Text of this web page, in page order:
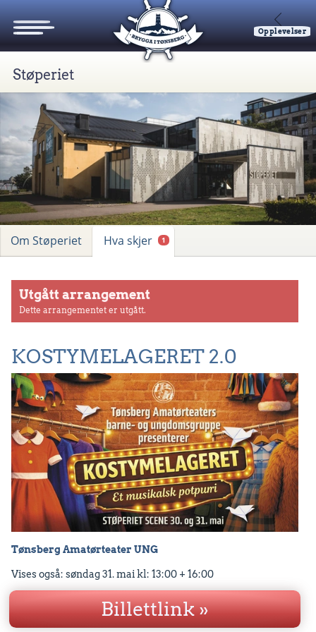
Opplevelser
Støperiet
Om Støperiet Hva skjer 1
Utgått arrangement
Dette arrangementet er utgått.
KOSTYMELAGERET 2.0
Tønsberg Amatørteater UNG
Vises også: søndag 31. mai kl: 13:00 + 16:00
Billettlink »